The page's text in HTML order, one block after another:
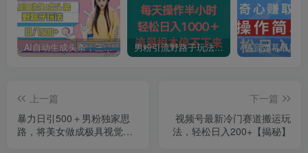
AI自动生成头条，三天必起号，三分钟轻松发布内容，复制粘贴，保姆级教… 男粉引流野路子玩法，每天操作半小时轻松日入1000＋，流量根本停不下来
上一篇
暴力日引500＋男粉独家思
路，将美女做成极具视觉冲
下一篇
视频号最新冷门赛道搬运玩
法，轻松日入200+【揭秘】